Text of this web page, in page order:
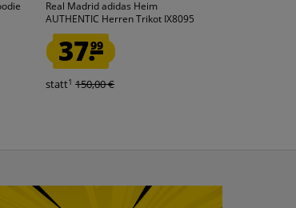
Real Madrid adidas Heim
AUTHENTIC Herren Trikot IX8095
37.99
statt1 150,00 €